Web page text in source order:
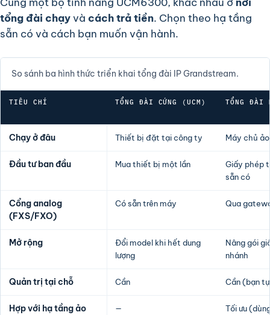
tổng đài chạyvà cách trả tiền. Chọn theo hạ tầng
sẵn có và cách bạn muốn vận hành.
So sánh ba hình thức triển khai tổng đài IP Grandstream.
TIÊU CHÍ TỔNG ĐÀI CỨNG (UCM) TỔNG ĐÀI
Chạy ở đâu Thiết bị đặt tại công ty Máy chủ
Đầu tư ban đầu Mua thiết bị một lần
Giấy phép
sẵn có
Cổng analog
(FXS/FXO)
Có sẵn trên máy Qua
Mở rộng
Đổi model khi hết dung
lượng
Nâng gói
nhánh
Quản trị tại chỗ Cần Cần (bạn
Hợp với hạ tầng ảo
— Tối ưu